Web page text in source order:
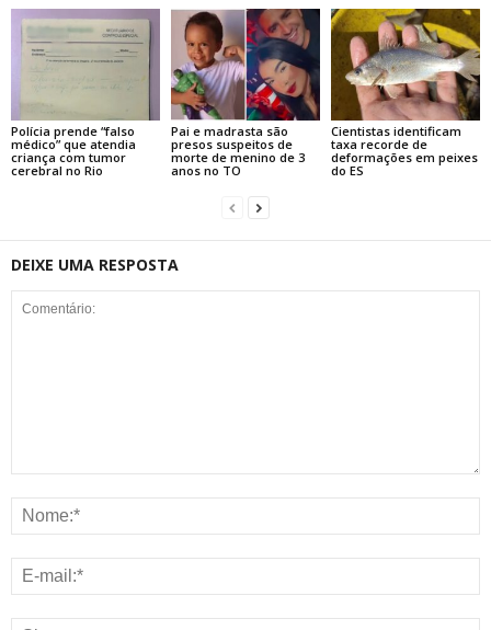
Polícia prende “falso
médico” que atendia
criança com tumor
cerebral no Rio
Pai e madrasta são
presos suspeitos de
morte de menino de 3
anos no TO
Cientistas identificam
taxa recorde de
deformações em peixes
do ES
DEIXE UMA RESPOSTA